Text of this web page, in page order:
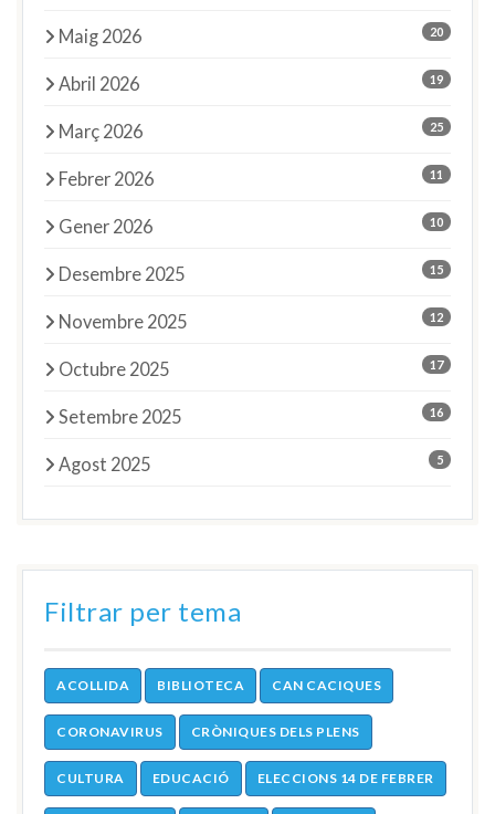
Maig 2026 20
Abril 2026 19
Març 2026 25
Febrer 2026 11
Gener 2026 10
Desembre 2025 15
Novembre 2025 12
Octubre 2025 17
Setembre 2025 16
Agost 2025 5
Filtrar per tema
ACOLLIDA BIBLIOTECA CAN CACIQUES
CORONAVIRUS CRÒNIQUES DELS PLENS
CULTURA EDUCACIÓ ELECCIONS 14 DE FEBRER